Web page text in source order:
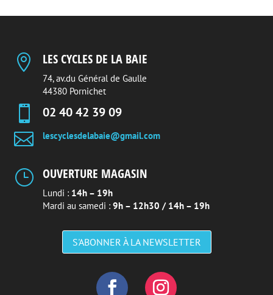
 LES CYCLES DE LA BAIE
74, av.du Général de Gaulle
44380 Pornichet
 02 40 42 39 09
 lescyclesdelabaie@gmail.com
} OUVERTURE MAGASIN
Lundi : 14h – 19h
Mardi au samedi : 9h – 12h30 / 14h – 19h
S'ABONNER À LA NEWSLETTER